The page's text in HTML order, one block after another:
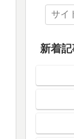
新着